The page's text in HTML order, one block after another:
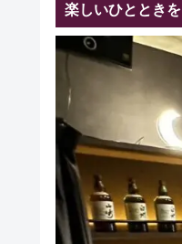
楽しいひとときを